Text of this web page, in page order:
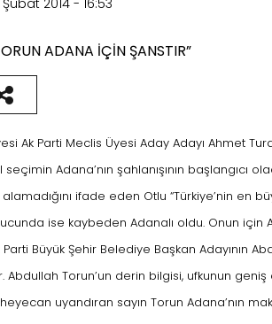
2014 - 16:53
Ak Parti Meclis Üyesi Aday Adayı Ahmet
Adana’nın şahlanışının başlangıcı
ifade eden Otlu “Türkiye’nin en
ise kaybeden Adanalı oldu. Onun için
Büyük Şehir Belediye Başkan Adayının
Abdullah Torun’un derin bilgisi, ufkunun
uyandıran sayın Torun Adana’nın